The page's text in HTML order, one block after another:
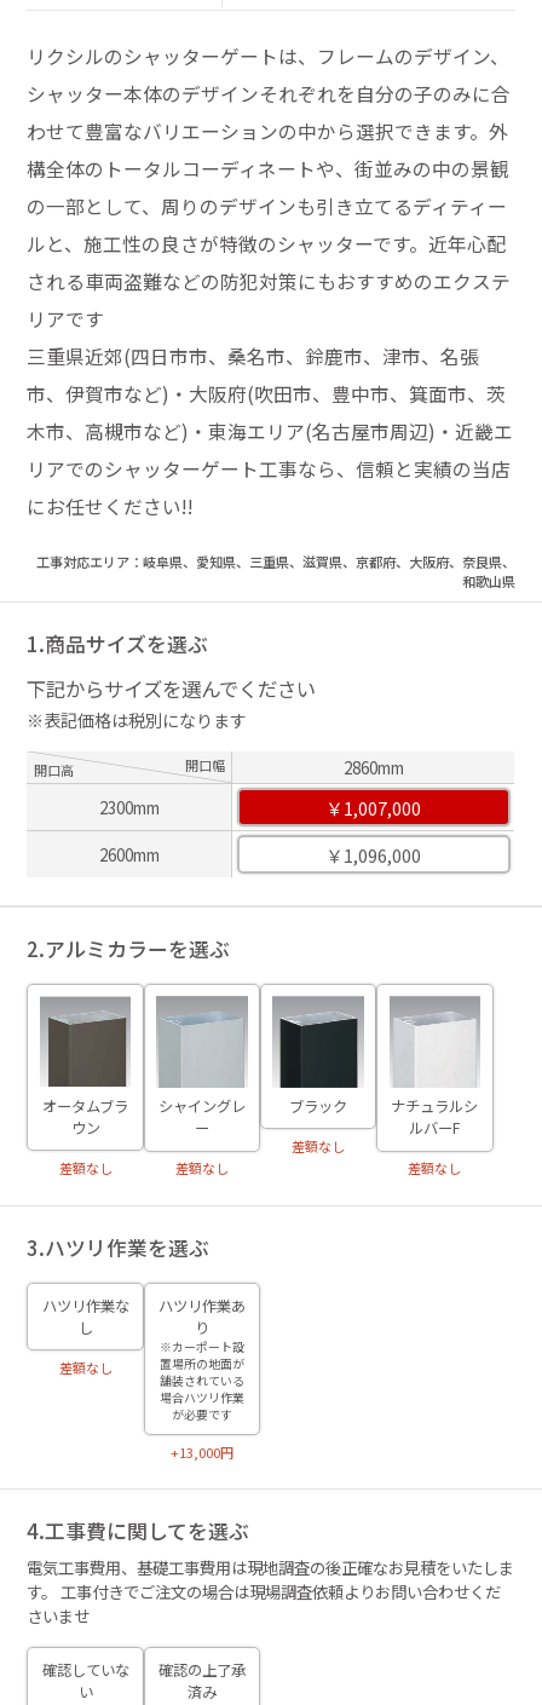
リクシルのシャッターゲートは、フレームのデザイン、
シャッター本体のデザインそれぞれを自分の子のみに合
わせて豊富なバリエーションの中から選択できます。外
構全体のトータルコーディネートや、街並みの中の景観
の一部として、周りのデザインも引き立てるディティー
ルと、施工性の良さが特徴のシャッターです。近年心配
される車両盗難などの防犯対策にもおすすめのエクステ
リアです
三重県近郊(四日市市、桑名市、鈴鹿市、津市、名張
市、伊賀市など)・大阪府(吹田市、豊中市、箕面市、茨
木市、高槻市など)・東海エリア(名古屋市周辺)・近畿エ
リアでのシャッターゲート工事なら、信頼と実績の当店
にお任せください!!
工事対応エリア：岐阜県、愛知県、三重県、滋賀県、京都府、大阪府、奈良県、
和歌山県
1.商品サイズを選ぶ
下記からサイズを選んでください
※表記価格は税別になります
開口高 開口幅
2860mm
2300mm
￥1,007,000
2600mm ￥1,096,000
2.アルミカラーを選ぶ
オータムブラ
ウン
差額なし
シャイングレ
ー
差額なし
ブラック
差額なし
ナチュラルシ
ルバーF
差額なし
3.ハツリ作業を選ぶ
ハツリ作業な
し
差額なし
ハツリ作業あ
り
※カーポート設
置場所の地面が
舗装されている
場合ハツリ作業
が必要です
+13,000円
4.工事費に関してを選ぶ
電気工事費用、基礎工事費用は現地調査の後正確なお見積をいたしま
す。 工事付きでご注文の場合は現場調査依頼よりお問い合わせくだ
さいませ
確認していな
い
確認の上了承
済み